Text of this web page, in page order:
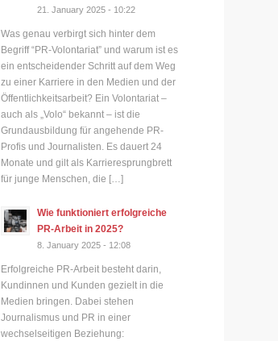
21. January 2025 - 10:22
Was genau verbirgt sich hinter dem
Begriff “PR-Volontariat” und warum ist es
ein entscheidender Schritt auf dem Weg
zu einer Karriere in den Medien und der
Öffentlichkeitsarbeit? Ein Volontariat –
auch als „Volo“ bekannt – ist die
Grundausbildung für angehende PR-
Profis und Journalisten. Es dauert 24
Monate und gilt als Karrieresprungbrett
für junge Menschen, die […]
Wie funktioniert erfolgreiche
PR-Arbeit in 2025?
8. January 2025 - 12:08
Erfolgreiche PR-Arbeit besteht darin,
Kundinnen und Kunden gezielt in die
Medien bringen. Dabei stehen
Journalismus und PR in einer
wechselseitigen Beziehung: